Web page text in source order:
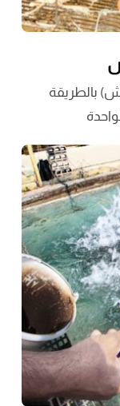
بالطريقة